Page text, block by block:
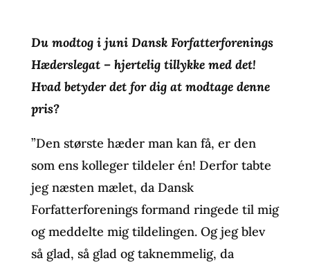
Du modtog i juni Dansk Forfatterforenings
Hæderslegat – hjertelig tillykke med det!
Hvad betyder det for dig at modtage denne
pris?
”Den største hæder man kan få, er den
som ens kolleger tildeler én! Derfor tabte
jeg næsten mælet, da Dansk
Forfatterforenings formand ringede til mig
og meddelte mig tildelingen. Og jeg blev
så glad, så glad og taknemmelig, da